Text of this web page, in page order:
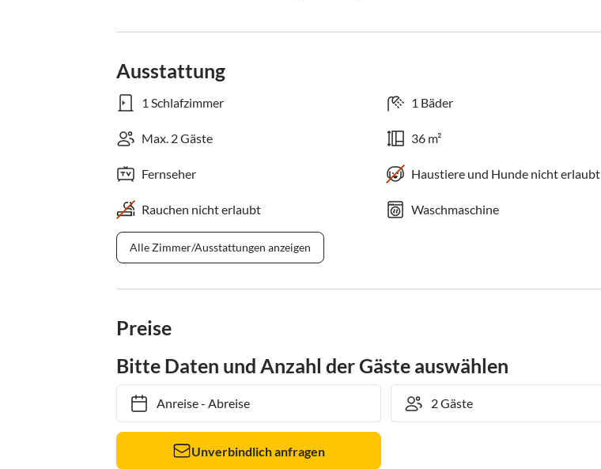
Ausstattung
1 Schlafzimmer 1 Bäder
Max. 2 Gäste 36 m²
Fernseher Haustiere und Hunde nicht erlaubt
Rauchen nicht erlaubt Waschmaschine
Alle Zimmer/Ausstattungen anzeigen
Preise
Bitte Daten und Anzahl der Gäste auswählen
Anreise- Abreise
Unverbindlich anfragen